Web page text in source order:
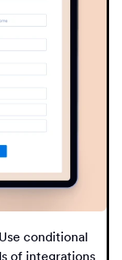
conditional
of integrations